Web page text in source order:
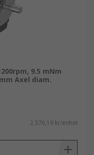
9.5 mNm
Axel diam.
2 376,19 kr/enhet